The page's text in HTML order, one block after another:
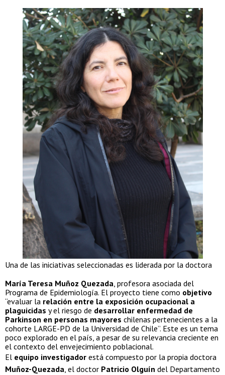
Una de las iniciativas seleccionadas es liderada por la doctora
María Teresa Muñoz Quezada, profesora asociada del
Programa de Epidemiología. El proyecto tiene como objetivo
“evaluar la relación entre la exposición ocupacional a
plaguicidas y el riesgo de desarrollar enfermedad de
Parkinson en personas mayores chilenas pertenecientes a la
cohorte LARGE-PD de la Universidad de Chile”. Este es un tema
poco explorado en el país, a pesar de su relevancia creciente en
el contexto del envejecimiento poblacional.
El equipo investigador está compuesto por la propia doctora
Muñoz-Quezada, el doctor Patricio Olguín del Departamento